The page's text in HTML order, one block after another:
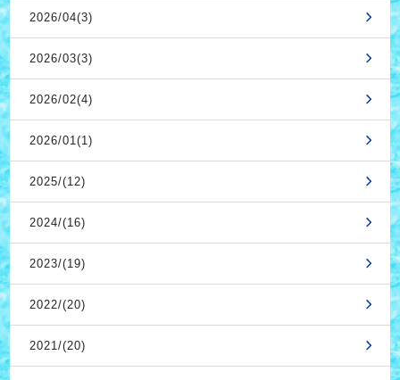
2026/04(3)
2026/03(3)
2026/02(4)
2026/01(1)
2025/(12)
2024/(16)
2023/(19)
2022/(20)
2021/(20)